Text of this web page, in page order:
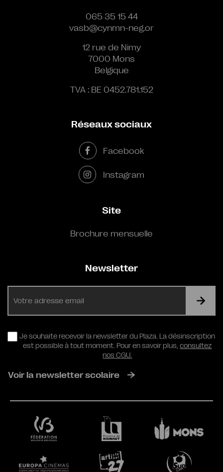
065 35 15 44
vasb@cynmn-neg.or
12 rue de Nimy
7000 Mons
Belgique
TVA : BE 0452.781.152
Réseaux sociaux
Facebook
Instagram
Site
Brochure mensuelle
Newsletter
RGPD
Je souhaite recevoir la newsletter du Plaza. La désinscription
est possible à tout moment. Pour en savoir plus,consultez
nos CGU.
Voir la newsletter scolaire